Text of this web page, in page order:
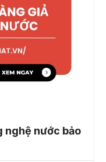
nghệ nước bảo